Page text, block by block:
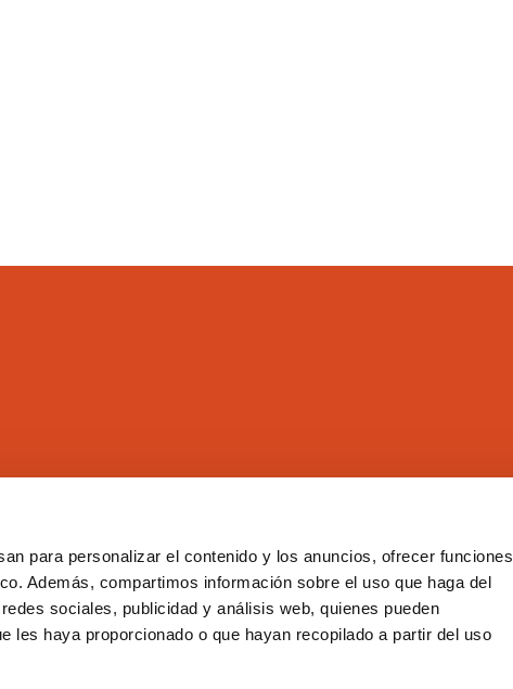
para personalizar el contenido y los anuncios, ofrecer funciones
Además, compartimos información sobre el uso que haga del
sociales, publicidad y análisis web, quienes pueden
les haya proporcionado o que hayan recopilado a partir del uso
Formación
Empleo
Web
Transparencia